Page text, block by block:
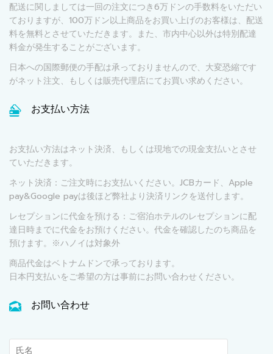
配送に関しましては一回の注文につき6万ドンの手数料をいただい
ておりますが、100万ドン以上商品をお買い上げのお客様は、配送
料を無料とさせていただきます。また、市内中心以外は特別配達
料金が発生することがございます。
日本への国際郵便の手配は承っておりませんので、大変恐縮です
がネット注文、もしくは販売代理店にてお買い求めください。
お支払い方法
お支払い方法はネット決済、もしくは現地での現金支払いとさせ
ていただきます。
ネット決済：ご注文時にお支払いください。JCBカード、Apple
pay&Google payは後ほど弊社より決済リンクを送付します。
レセプションに代金を預ける：ご宿泊ホテルのレセプションに配
達日時までに代金をお預けください。代金を確認したのち商品を
預けます。※ハノイは対象外
商品代金はベトナムドンで承っております。
日本円支払いをご希望の方は事前にお問い合わせください。
お問い合わせ